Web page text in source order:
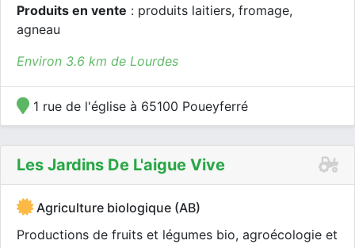
Produits en vente : produits laitiers, fromage,
agneau
Environ 3.6 km de Lourdes
1 rue de l'église à 65100 Poueyferré
Les Jardins De L'aigue Vive
Agriculture biologique (AB)
Productions de fruits et légumes bio, agroécologie et